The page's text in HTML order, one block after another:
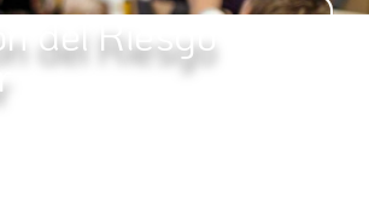
del Riesgo